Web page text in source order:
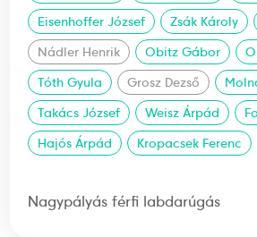
Eisenhoffer József
Zsák Károly
Nádler Henrik
Obitz Gábor
Tóth Gyula
Grosz Dezső
Takács József
Weisz Árpád
Hajós Árpád
Kropacsek Ferenc
Nagypályás férfi labdarúgás